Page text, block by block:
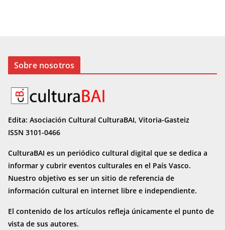
Sobre nosotros
Edita: Asociación Cultural CulturaBAI, Vitoria-Gasteiz
ISSN 3101-0466
CulturaBAI es un periódico cultural digital que se dedica a
informar y cubrir eventos culturales en el País Vasco.
Nuestro objetivo es ser un sitio de referencia de
información cultural en internet libre e independiente.
El contenido de los artículos refleja únicamente el punto de
vista de sus autores.